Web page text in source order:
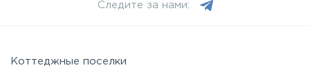
Следите за нами:
Коттеджные поселки